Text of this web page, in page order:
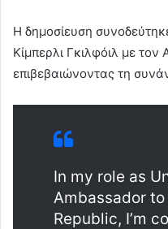
Η δημοσίευση
Κίμπερλι Γκιλφόιλ με
επιβεβαιώνοντας τη
In my role as
Ambassador
Republic, I’m